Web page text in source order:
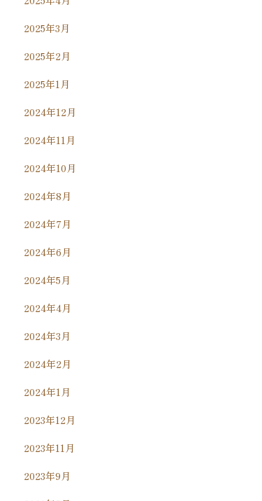
2025年3月
2025年2月
2025年1月
2024年12月
2024年11月
2024年10月
2024年8月
2024年7月
2024年6月
2024年5月
2024年4月
2024年3月
2024年2月
2024年1月
2023年12月
2023年11月
2023年9月